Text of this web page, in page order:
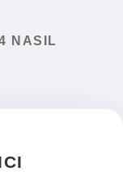
NASIL